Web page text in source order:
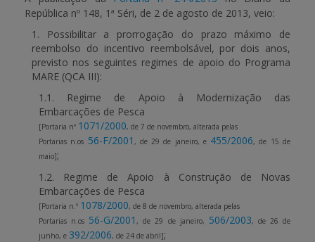
APOIO AO BENEFICIÁRIO
Entrar / Registar
República nº 148, 1ª Séri, de 2 de agosto de 2013, veio:
1. Possibilitar a prorrogação do prazo máximo de
reembolso do incentivo reembolsável, por dois anos,
previsto nos seguintes regimes de apoio do Programa
MARE (QCA III):
1.1. Regime de Apoio à Modernização das
Embarcações de Pesca
[Portaria nº 1071/2000, de 7 de novembro, alterada pelas
Portarias n.os 56-F/2001 , de 29 de janeiro, e 455/2006, de 15 de
maio];
1.2. Regime de Apoio à Construção de Novas
Embarcações de Pesca
[Portaria n.º 1078/2000, de 8 de novembro, alterada pelas
Portarias n.os 56-G/2001, de 29 de janeiro, 506/2003, de 26 de
junho, e 392/2006, de 24 de abril];